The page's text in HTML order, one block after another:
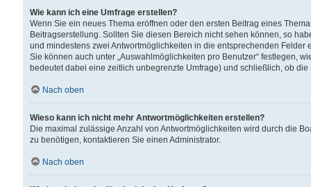
Wie kann ich eine Umfrage erstellen?
Wenn Sie ein neues Thema eröffnen oder den ersten Beitrag eines
Beitragserstellung. Sollten Sie diesen Bereich nicht sehen können, so
und mindestens zwei Antwortmöglichkeiten in die entsprechenden
Sie können auch unter „Auswahlmöglichkeiten pro Benutzer“ festlegen,
bedeutet dabei eine zeitlich unbegrenzte Umfrage) und schließlich, ob
Nach oben
Wieso kann ich nicht mehr Antwortmöglichkeiten erstellen?
Die maximal zulässige Anzahl von Antwortmöglichkeiten wird durch die
zu benötigen, kontaktieren Sie einen Administrator.
Nach oben